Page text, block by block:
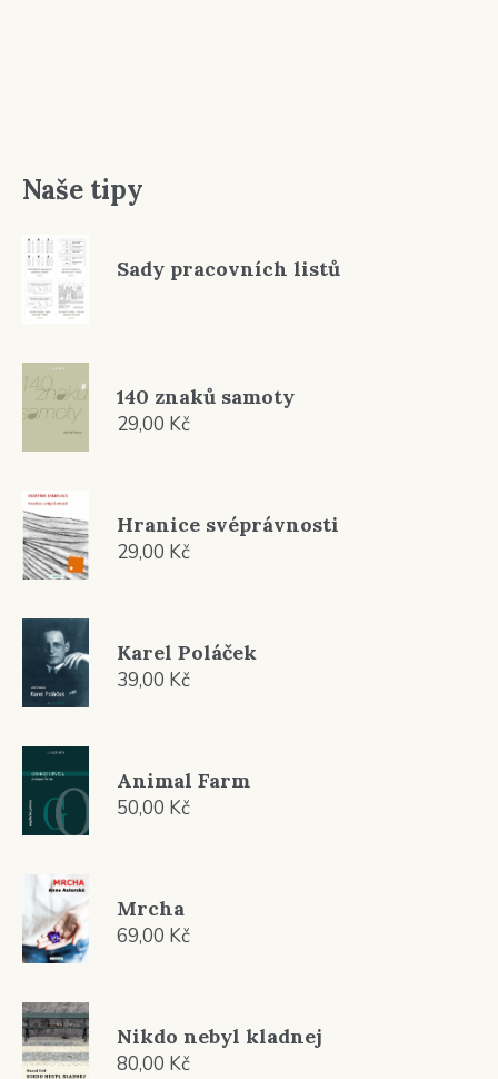
Naše tipy
Sady pracovních listů
140 znaků samoty
29,00 Kč
Hranice svéprávnosti
29,00 Kč
Karel Poláček
39,00 Kč
Animal Farm
50,00 Kč
Mrcha
69,00 Kč
Nikdo nebyl kladnej
80,00 Kč